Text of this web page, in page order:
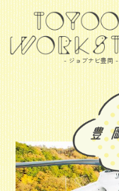
- ジョブナビ豊岡 -